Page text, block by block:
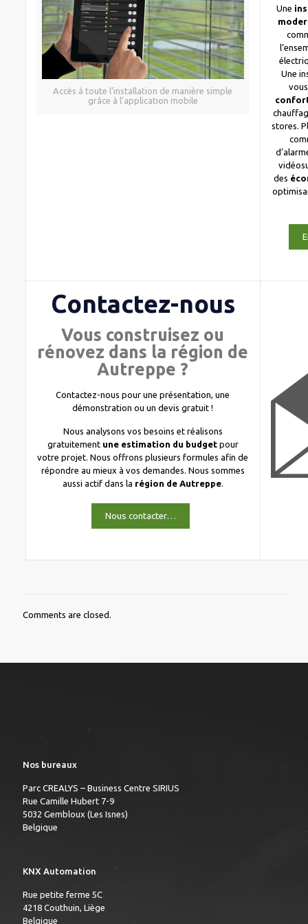
Accès à toute l’installation de manière simple
grâce à l’application mobile
Une
Une
stores.
des
Contactez-nous
Vous construisez ou
rénovez dans la région de
Autreppe ?
Contactez-nous pour une présentation, une
démonstration ou un devis gratuit !
Nous analysons vos besoins et réalisons
gratuitement une estimation du budgetpour
votre projet. Nous offrons plusieurs formules afin de
répondre au mieux à vos demandes. Nous sommes
aussi actif dans la région de Autreppe.
Nous contacter…
Comments are closed.
Nos bureaux
Parc CREALYS – Business Centre SIRIUS
Rue Camille Hubert 7-9
5032 Gembloux (Les Isnes)
Belgique
KNX Automation
Rue petite ferme 5C
4218 Couthuin, Liège
Belgique